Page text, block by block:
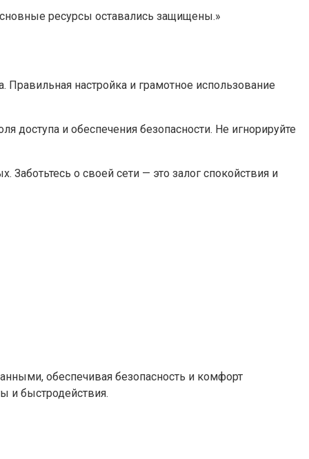
ресурсы оставались защищены.»
настройка и грамотное использование
и обеспечения безопасности. Не игнорируйте
Заботьтесь о своей сети — это залог спокойствия и
обеспечивая безопасность и комфорт
и быстродействия.